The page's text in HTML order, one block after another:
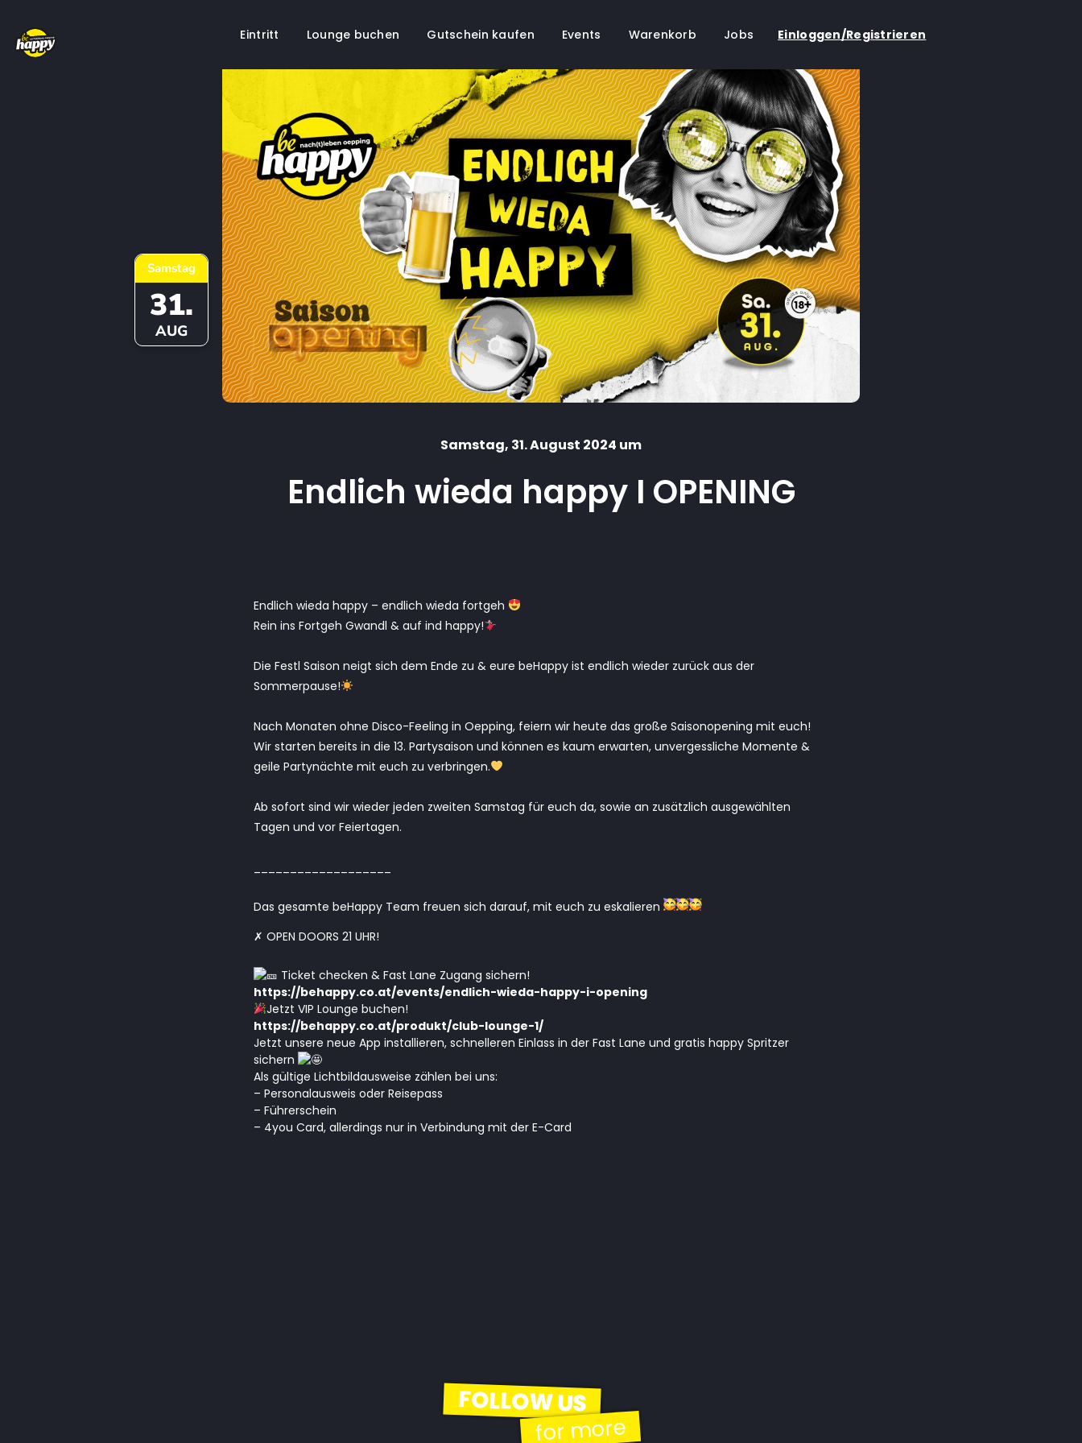
Einloggen/Registrieren
Eintritt Lounge buchen Gutschein kaufen Events Warenkorb Jobs
Samstag
31.
AUG
Samstag, 31. August 2024 um
Endlich wieda happy I OPENING
Endlich wieda happy – endlich wieda fortgeh
Rein ins Fortgeh Gwandl & auf ind happy!
Die Festl Saison neigt sich dem Ende zu & eure beHappy ist endlich wieder zurück aus der
Sommerpause!
Nach Monaten ohne Disco-Feeling in Oepping, feiern wir heute das große Saisonopening mit euch!
Wir starten bereits in die 13. Partysaison und können es kaum erwarten, unvergessliche Momente &
geile Partynächte mit euch zu verbringen.
Ab sofort sind wir wieder jeden zweiten Samstag für euch da, sowie an zusätzlich ausgewählten
Tagen und vor Feiertagen.
Das gesamte beHappy Team freuen sich darauf, mit euch zu eskalieren
✗ OPEN DOORS 21 UHR!
Ticket checken & Fast Lane Zugang sichern!
https://behappy.co.at/events/endlich-wieda-happy-i-opening
Jetzt VIP Lounge buchen!
https://behappy.co.at/produkt/club-lounge-1/
Jetzt unsere neue App installieren, schnelleren Einlass in der Fast Lane und gratis happy Spritzer
sichern
Als gültige Lichtbildausweise zählen bei uns:
– Personalausweis oder Reisepass
– Führerschein
– 4you Card, allerdings nur in Verbindung mit der E-Card
FOLLOW US
for more